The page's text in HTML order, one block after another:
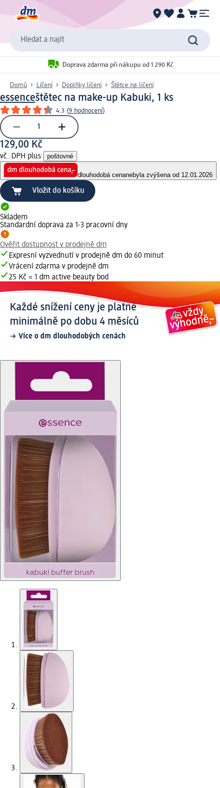
Hledat a najít
Doprava zdarma při nákupu od 1 290 Kč
Domů Líčení Doplňky líčení Štětce na líčení
essenceštětec na make-up Kabuki, 1 ks
4.3 (9 hodnocení)
129,00 Kč
vč. DPH plus poštovné
dlouhodobá cenanebyla zvýšena od 12.01.2026
Vložit do košíku
Skladem
Standardní doprava za 1-3 pracovní dny
Ověřit dostupnost v prodejně dm
Expresní vyzvednutí v prodejně dm do 60 minut
Vrácení zdarma v prodejně dm
25 Kč = 1 dm active beauty bod
Každé snížení ceny je platné
minimálně po dobu 4 měsíců
Více o dm dlouhodobých cenách